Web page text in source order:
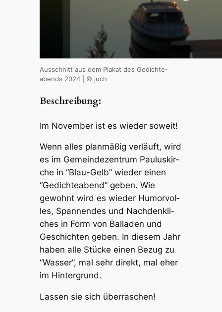
Ausschnitt aus dem Plakat des Gedich­te­
abends 2024 | © juch
Beschrei­bung:
Im Novem­ber ist es wieder soweit!
Wenn alles plan­mä­ßig verläuft, wird
es im Gemein­de­zen­trum Paulus­kir­
che in “Blau-Gelb” wieder einen
“Gedich­te­abend” geben. Wie
gewohnt wird es wieder Humor­vol­
les, Span­nen­des und Nach­denk­li­
ches in Form von Balla­den und
Geschich­ten geben. In diesem Jahr
haben alle Stücke einen Bezug zu
“Wasser”, mal sehr direkt, mal eher
im Hinter­grund.
Lassen sie sich über­ra­schen!